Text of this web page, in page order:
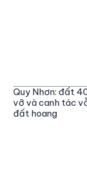
Quy Nhơn: đất
vỡ và canh tác
đất hoang